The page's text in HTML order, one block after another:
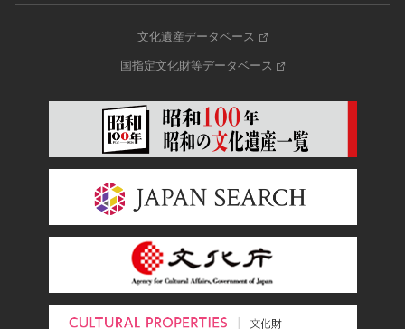
文化遺産データベース
国指定文化財等データベース